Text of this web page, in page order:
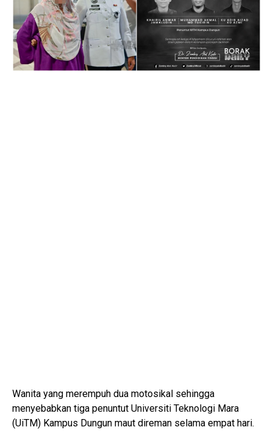
Wanita yang merempuh dua motosikal sehingga
menyebabkan tiga penuntut Universiti Teknologi Mara
(UiTM) Kampus Dungun maut direman selama empat hari.